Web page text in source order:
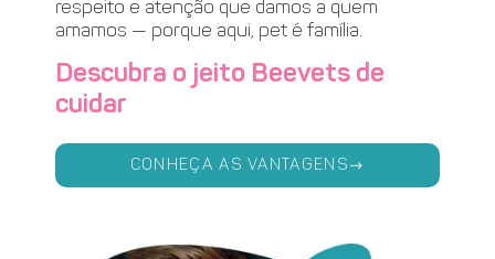
respeito e atenção que damos a quem
amamos — porque aqui, pet é família.
Descubra o jeito Beevets de
cuidar
CONHEÇA AS VANTAGENS